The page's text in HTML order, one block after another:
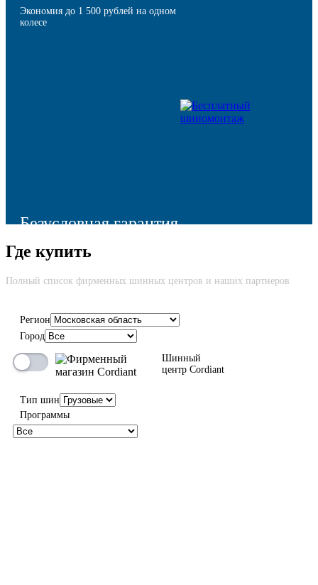
Экономия до 1 500 рублей на одном
колесе
Безусловная гарантия
Моментальная компенсация остаточной стоимости шины в
случае ее преждевременного выхода из строя
Где купить
Полный список фирменных шинных центров и наших партнеров
Регион
Город
Шинный
центр Cordiant
Тип шин
Программы